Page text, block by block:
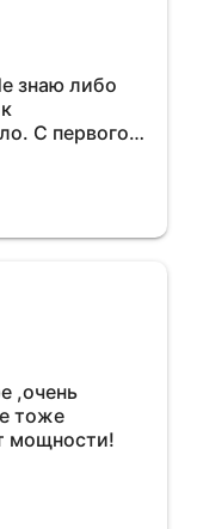
знаю либо
С первого
знаю
за
дополню
км
покупке.
,очень
тоже
мощности!